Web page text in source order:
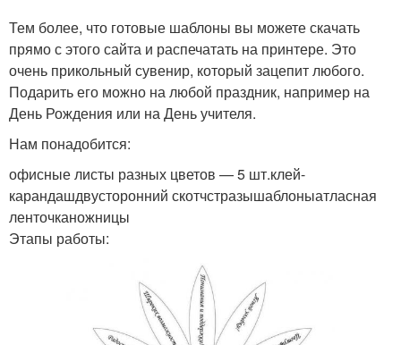
Тем более, что готовые шаблоны вы можете скачать
прямо с этого сайта и распечатать на принтере. Это
очень прикольный сувенир, который зацепит любого.
Подарить его можно на любой праздник, например на
День Рождения или на День учителя.
Нам понадобится:
офисные листы разных цветов — 5 шт.клей-
карандашдвусторонний скотчстразышаблоныатласная
ленточканожницы
Этапы работы: